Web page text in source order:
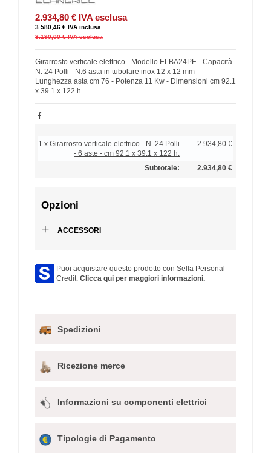
2.934,80 € IVA esclusa
3.580,46 € IVA inclusa
3.190,00 € IVA esclusa
Girarrosto verticale elettrico - Modello ELBA24PE - Capacità
N. 24 Polli - N.6 asta in tubolare inox 12 x 12 mm -
Lunghezza asta cm 76 - Potenza 11 Kw - Dimensioni cm 92.1
x 39.1 x 122 h
1 x Girarrosto verticale elettrico - N. 24 Polli
- 6 aste - cm 92.1 x 39.1 x 122 h:
2.934,80 €
Subtotale: 2.934,80 €
Opzioni
+ ACCESSORI
Puoi acquistare questo prodotto con Sella Personal
Credit. Clicca qui per maggiori informazioni.
Spedizioni
Ricezione merce
Informazioni su componenti elettrici
Tipologie di Pagamento